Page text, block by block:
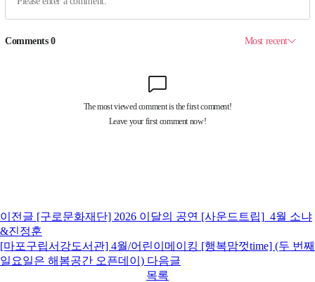
이전글 [구로문화재단] 2026 이달의 공연 [사운드트립]_4월 소냐
&진정훈
[마포구립서강도서관] 4월/어린이메이킹 [행복맘껏time] (두 번째
일요일은 해봄공간 오픈데이) 다음글
목록